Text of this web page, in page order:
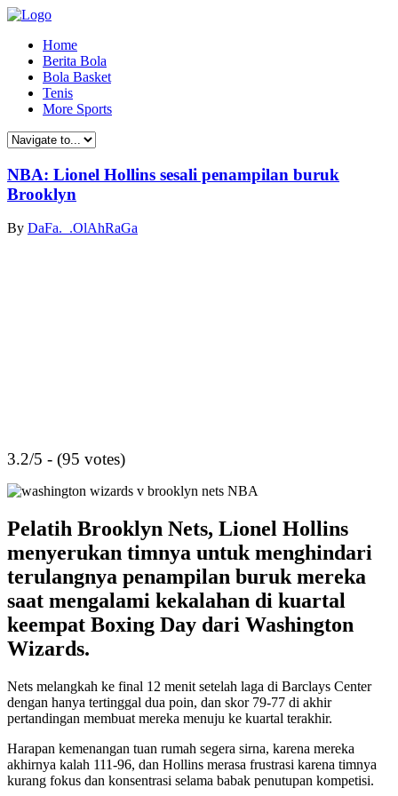
Home
Berita Bola
Bola Basket
Tenis
More Sports
NBA: Lionel Hollins sesali penampilan buruk
Brooklyn
By DaFa._.OlAhRaGa
3.2/5 - (95 votes)
Pelatih Brooklyn Nets, Lionel Hollins
menyerukan timnya untuk menghindari
terulangnya penampilan buruk mereka
saat mengalami kekalahan di kuartal
keempat Boxing Day dari Washington
Wizards.
Nets melangkah ke final 12 menit setelah laga di Barclays Center
dengan hanya tertinggal dua poin, dan skor 79-77 di akhir
pertandingan membuat mereka menuju ke kuartal terakhir.
Harapan kemenangan tuan rumah segera sirna, karena mereka
akhirnya kalah 111-96, dan Hollins merasa frustrasi karena timnya
kurang fokus dan konsentrasi selama babak penutupan kompetisi.